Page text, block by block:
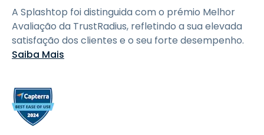
A Splashtop foi distinguida com o prémio Melhor
Avaliação da TrustRadius, refletindo a sua elevada
satisfação dos clientes e o seu forte desempenho.
Saiba Mais